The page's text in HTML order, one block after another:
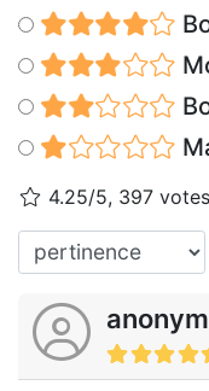
4.25/5, 397 votes